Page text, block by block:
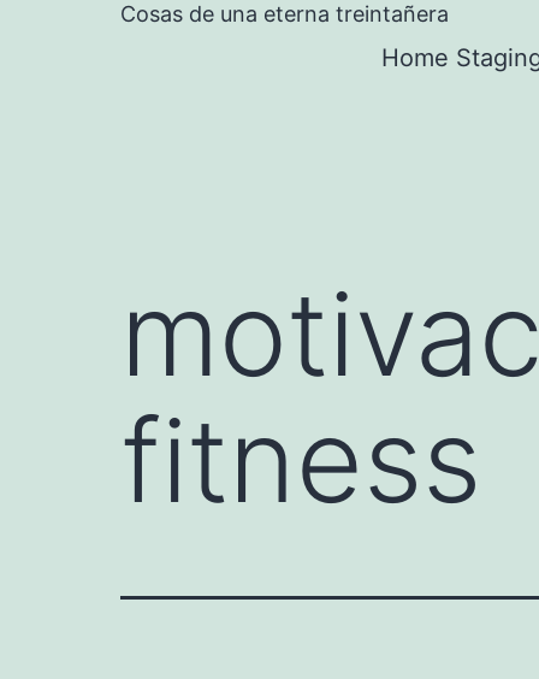
Cosas de una eterna treintañera
Home
fitness